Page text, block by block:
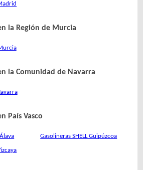
la Región de Murcia
la Comunidad de Navarra
País Vasco
Gasolineras SHELL Guipúzcoa